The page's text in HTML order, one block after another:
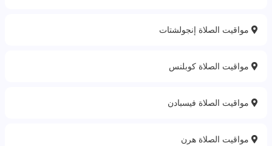
مواقيت الصلاة إنجولشتات
مواقيت الصلاة كوبلنس
مواقيت الصلاة فيسبادن
مواقيت الصلاة هرن